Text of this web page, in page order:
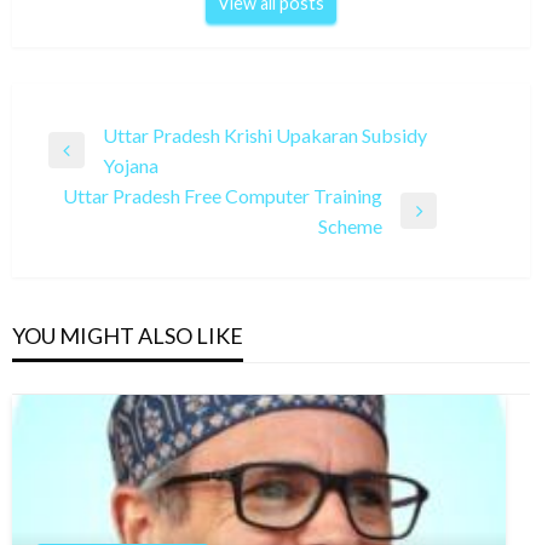
navigation
Previous
Post
Uttar Pradesh Krishi Upakaran Subsidy
Yojana
Uttar Pradesh Free Computer Training
Scheme
YOU MIGHT ALSO LIKE